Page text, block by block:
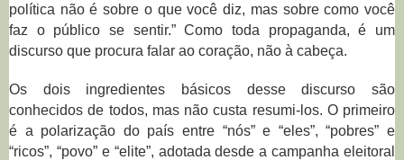
política não é sobre o que você diz, mas sobre como você
faz o público se sentir.” Como toda propaganda, é um
discurso que procura falar ao coração, não à cabeça.
Os dois ingredientes básicos desse discurso são
conhecidos de todos, mas não custa resumi-los. O primeiro
é a polarização do país entre “nós” e “eles”, “pobres” e
“ricos”, “povo” e “elite”, adotada desde a campanha eleitoral